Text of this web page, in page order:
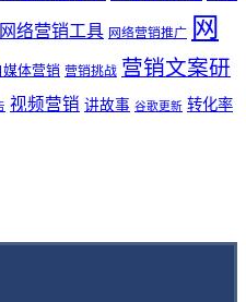
网络营销工具 网络营销推广 网
媒体营销 营销挑战 营销文案研
视频营销 讲故事 谷歌更新 转化率